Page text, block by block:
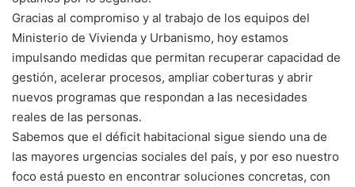
Gracias al compromiso y al trabajo de los equipos del
Ministerio de Vivienda y Urbanismo, hoy estamos
impulsando medidas que permitan recuperar capacidad de
gestión, acelerar procesos, ampliar coberturas y abrir
nuevos programas que respondan a las necesidades
reales de las personas.
Sabemos que el déficit habitacional sigue siendo una de
las mayores urgencias sociales del país, y por eso nuestro
foco está puesto en encontrar soluciones concretas, con